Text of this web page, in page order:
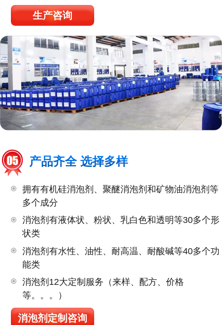
生产咨询
产品齐全 选择多样
拥有有机硅消泡剂、聚醚消泡剂和矿物油消泡剂等
多个成分
消泡剂有液体状、粉状、乳白色和透明等30多个形
状类
消泡剂有水性、油性、耐高温、耐酸碱等40多个功
能类
消泡剂12大定制服务（来样、配方、价格
等。。。）
消泡剂定制咨询